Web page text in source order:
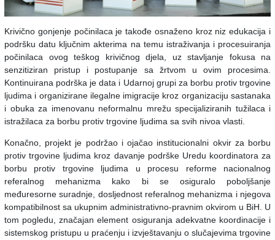
Krivično gonjenje počinilaca je takođe osnaženo kroz niz edukacija i
podršku datu ključnim akterima na temu istraživanja i procesuiranja
počinilaca ovog teškog krivičnog djela, uz stavljanje fokusa na
senzitiziran pristup i postupanje sa žrtvom u ovim procesima.
Kontinuirana podrška je data i Udarnoj grupi za borbu protiv trgovine
ljudima i organizirane ilegalne imigracije kroz organizaciju sastanaka
i obuka za imenovanu neformalnu mrežu specijaliziranih tužilaca i
istražilaca za borbu protiv trgovine ljudima sa svih nivoa vlasti.
Konačno, projekt je podržao i ojačao institucionalni okvir za borbu
protiv trgovine ljudima kroz davanje podrške Uredu koordinatora za
borbu protiv trgovine ljudima u procesu reforme nacionalnog
referalnog mehanizma kako bi se osiguralo poboljšanje
međuresorne suradnje, dosljednost referalnog mehanizma i njegova
kompatibilnost sa ukupnim administrativno-pravnim okvirom u BiH. U
tom pogledu, značajan element osiguranja adekvatne koordinacije i
sistemskog pristupu u praćenju i izvještavanju o slučajevima trgovine